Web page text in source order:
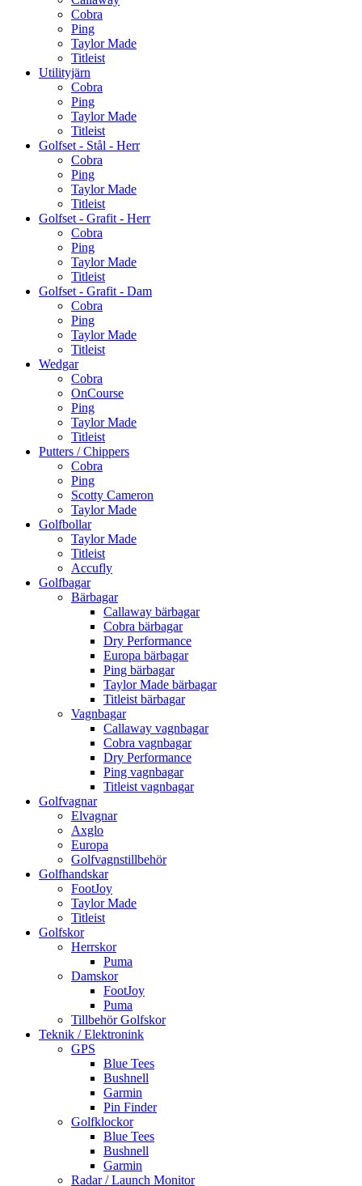
Cobra
Ping
Taylor Made
Titleist
Utilityjärn
Cobra
Ping
Taylor Made
Titleist
Golfset - Stål - Herr
Cobra
Ping
Taylor Made
Titleist
Golfset - Grafit - Herr
Cobra
Ping
Taylor Made
Titleist
Golfset - Grafit - Dam
Cobra
Ping
Taylor Made
Titleist
Wedgar
Cobra
OnCourse
Ping
Taylor Made
Titleist
Putters / Chippers
Cobra
Ping
Scotty Cameron
Taylor Made
Golfbollar
Taylor Made
Titleist
Accufly
Golfbagar
Bärbagar
Callaway bärbagar
Cobra bärbagar
Dry Performance
Europa bärbagar
Ping bärbagar
Taylor Made bärbagar
Titleist bärbagar
Vagnbagar
Callaway vagnbagar
Cobra vagnbagar
Dry Performance
Ping vagnbagar
Titleist vagnbagar
Golfvagnar
Elvagnar
Axglo
Europa
Golfvagnstillbehör
Golfhandskar
FootJoy
Taylor Made
Titleist
Golfskor
Herrskor
Puma
Damskor
FootJoy
Puma
Tillbehör Golfskor
Teknik / Elektronink
GPS
Blue Tees
Bushnell
Garmin
Pin Finder
Golfklockor
Blue Tees
Bushnell
Garmin
Radar / Launch Monitor